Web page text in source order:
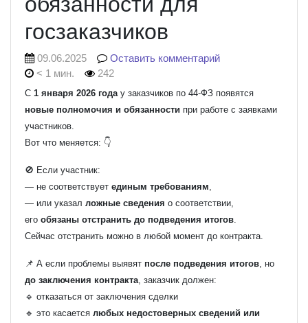
госзаказчиков
09.06.2025
Оставить комментарий
< 1 мин.
242
С 1 января 2026 года у заказчиков по 44-ФЗ появятся
новые полномочия и обязанности при работе с заявками
участников.
Вот что меняется: 👇
🚫 Если участник:
— не соответствует единым требованиям
— или указал ложные сведения о соответствии,
его обязаны отстранить до подведения итогов
Сейчас отстранить можно в любой момент до контракта.
📌 А если проблемы выявят после подведения итогов , но
до заключения контракта , заказчик должен:
🔹 отказаться от заключения сделки
🔹 это касается любых недостоверных сведений или